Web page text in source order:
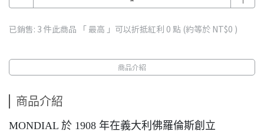
已銷售: 3 件此商品 「 最高 」可以折抵紅利 0 點 (約等於 NT$0 )
商品介紹
商品介紹
MONDIAL 於 1908 年在義大利佛羅倫斯創立